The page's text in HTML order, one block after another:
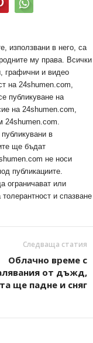
използвани в него, са
му права. Всички
графични и видео
на 24shumen.com,
публикуване на
на 24shumen.com,
24shumen.com.
в
ще бъдат
не носи
публикациите.
ограничават или
и спазване
Следваща статия
Облачно време с
от дъжд,
ще падне и сняг